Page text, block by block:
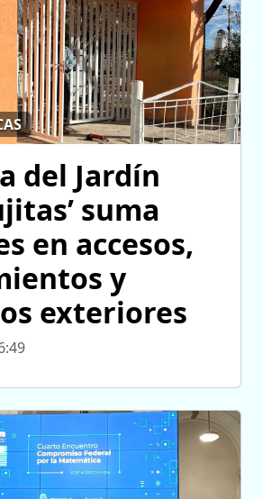
del Jardín
suma
en accesos,
y
exteriores